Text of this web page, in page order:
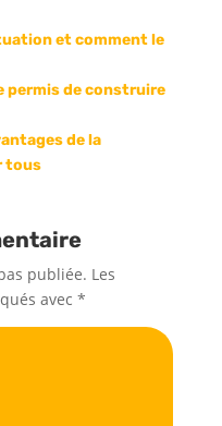
et comment le
permis de construire
de la
tous
publiée. Les
avec *